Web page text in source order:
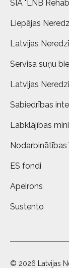
SIA "LNB
Liepājas
Latvijas
Servisa suņu
Latvijas
Sabiedrības
Labklājības
ES fondi
Apeirons
Sustento
© 2026 Latvijas